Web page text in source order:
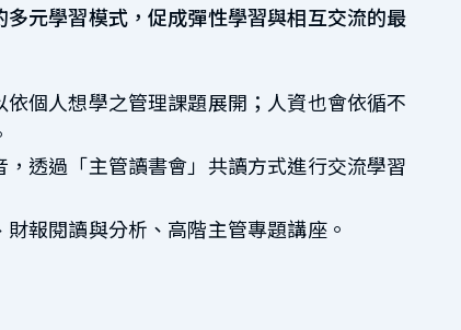
元學習模式，促成彈性學習與相互交流的最
個人想學之管理課題展開；人資也會依循不
透過「主管讀書會」共讀方式進行交流學習
報閱讀與分析、高階主管專題講座。